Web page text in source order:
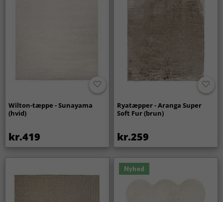
Wilton-tæppe - Sunayama
(hvid)
kr.419
Ryatæpper - Aranga Super
Soft Fur (brun)
kr.259
Nyhed